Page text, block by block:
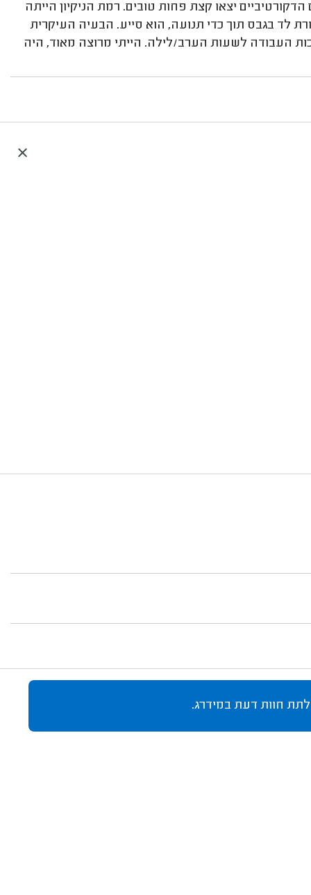
יצאו קצת פחות טובים. רמת הניקיון הייתה
לד בגבס תוך כדי תנועה, הוא סייע. הבעיה העיקרית
העבודה לשעות הערב/לילה. הייתי מרוצה מאוד, היה
חוות דעת במידרג.